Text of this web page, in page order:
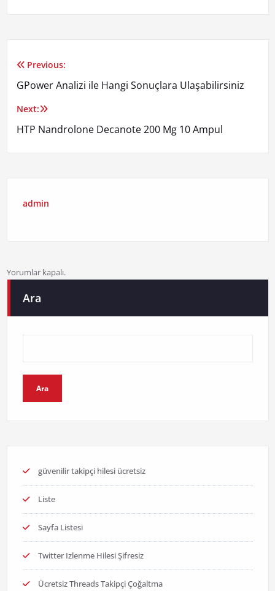
Yazı
gezinmesi
Previous:
GPower Analizi ile Hangi Sonuçlara Ulaşabilirsiniz
Next:
HTP Nandrolone Decanote 200 Mg 10 Ampul
admin
Yorumlar kapalı.
Ara
Ara
güvenilir takipçi hilesi ücretsiz
Liste
Sayfa Listesi
Twitter Izlenme Hilesi Şifresiz
Ücretsiz Threads Takipçi Çoğaltma